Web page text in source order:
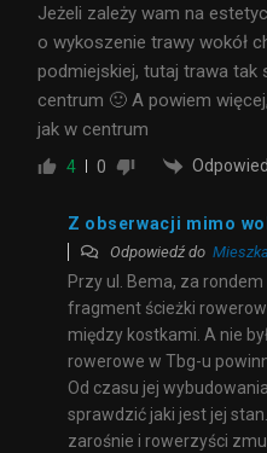
Jeżeli zależy wam na
o wykoszenie trawy wokół
podmiejskiej, tutaj trawa
centrum 🙂 A powiem
jak w centrum
4 0
Z obserwacji mimo
Odpowiedź do
Przy ul. Bema, za
fragment ścieżki
między kostkami. A nie
rowerowe w Tbg-u
Od czasu jej
sprawdzić jaki jest jej
zarośnie i rowerzyści